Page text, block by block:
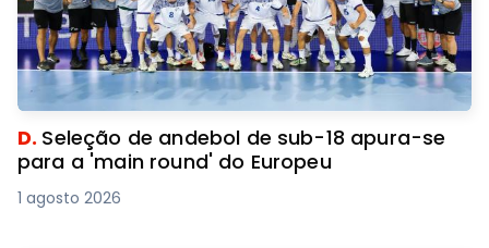
D. Seleção de andebol de sub-18 apura-se
para a 'main round' do Europeu
1 agosto 2026